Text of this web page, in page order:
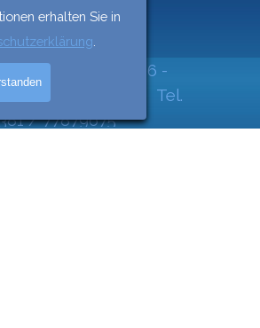
erhalten Sie in
- Seestraße 16 -
Warnemünde Tel.
/ 77879675